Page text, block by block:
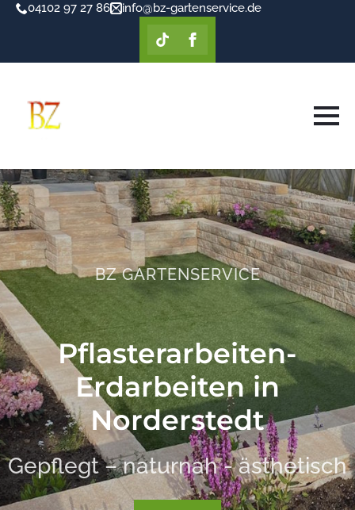
04102 97 27 86 info@bz-gartenservice.de
BZ GARTENSERVICE
Pflasterarbeiten-
Erdarbeiten in
Norderstedt
Gepflegt – naturnah - ästhetisch